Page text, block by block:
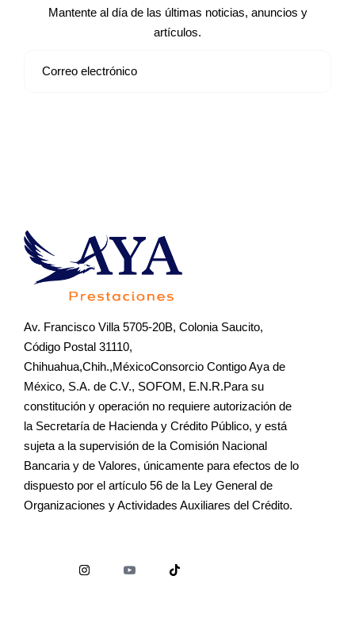
Mantente al día de las últimas noticias, anuncios y
artículos.
Av. Francisco Villa 5705-20B, Colonia Saucito,
Código Postal 31110,
Chihuahua,Chih.,MéxicoConsorcio Contigo Aya de
México, S.A. de C.V., SOFOM, E.N.R.Para su
constitución y operación no requiere autorización de
la Secretaría de Hacienda y Crédito Público, y está
sujeta a la supervisión de la Comisión Nacional
Bancaria y de Valores, únicamente para efectos de lo
dispuesto por el artículo 56 de la Ley General de
Organizaciones y Actividades Auxiliares del Crédito.